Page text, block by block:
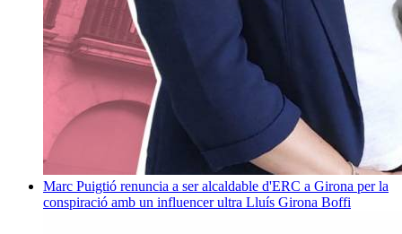
Marc Puigtió renuncia a ser alcaldable d'ERC a Girona per la
conspiració amb un influencer ultra Lluís Girona Boffi